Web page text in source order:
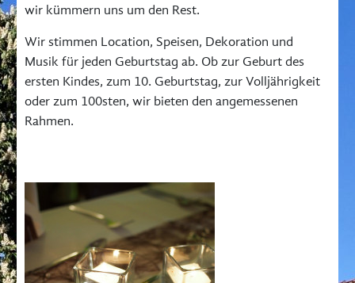
wir kümmern uns um den Rest.
Wir stimmen Location, Speisen, Dekoration und
Musik für jeden Geburtstag ab. Ob zur Geburt des
ersten Kindes, zum 10. Geburtstag, zur Volljährigkeit
oder zum 100sten, wir bieten den angemessenen
Rahmen.